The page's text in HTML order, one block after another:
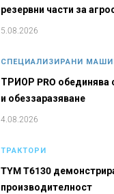
резервни части за
5.08.2026
СПЕЦИАЛИЗИРАНИ
ТРИОР PRO обединява
и обеззаразяване
4.08.2026
ТРАКТОРИ
TYM T6130
производителност